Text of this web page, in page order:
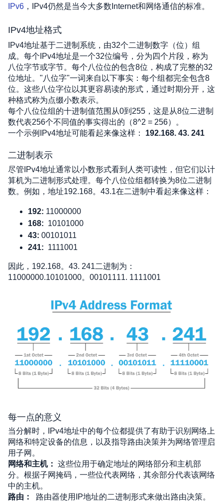
IPv6 ，IPv4仍然是当今大多数Internet和网络通信的标准。
IPv4地址格式
IPv4地址基于二进制系统，由32个二进制数字（位）组
成。每个IPv4地址是一个32位编号，分为四个片段，称为
八位字节或字节。每个八位位的包含8位，构成了完整的32
位地址。"八位字"一词来自以下事实：每个组都完全包含8
位。这些八位字位以其更容易读的形式，通过时期分开，这
种格式称为点缀小数表示。
每个八位位组的十进制值范围从0到255，这是从8位二进制
数代表256个不同值的事实得出的（8^2 = 256）。
一个示例IPv4地址可能看起来像这样： 192.168. 43. 241
二进制表示
尽管IPv4地址通常以小数形式看到人类可读性，但它们以计
算机为二进制形式处理。每个八位位组都转换为8位二进制
数。例如，地址192.168。43.1在二进制中看起来像这样：
192: 11000000
168: 10101000
43: 00101011
241: 1111001
因此，192.168。43. 241二进制为：
11000000.10101000。00101111. 1111001
每一点的意义
当分解时，IPv4地址中的每个位都提供了有助于识别网络上
网络和特定设备的信息，以及指导路由决策并为网络管理启
用子网。
网络和主机： 这些位用于确定地址的网络部分和主机部
分。根据子网掩码，一些位代表网络，其余部分代表该网络
中的主机。
路由：
路由器使用IP地址的二进制形式来做出路由决策。